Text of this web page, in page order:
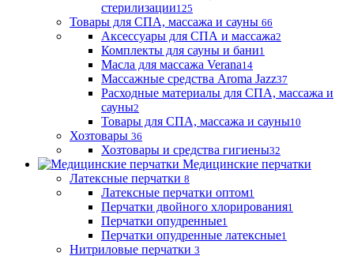
стерилизации125
Товары для СПА, массажа и сауны 66
Аксессуары для СПА и массажа2
Комплекты для сауны и бани1
Масла для массажа Verana14
Массажные средства Aroma Jazz37
Расходные материалы для СПА, массажа и
сауны2
Товары для СПА, массажа и сауны10
Хозтовары 36
Хозтовары и средства гигиены32
Медицинские перчатки
Латексные перчатки 8
Латексные перчатки оптом1
Перчатки двойного хлорирования1
Перчатки опудренные1
Перчатки опудренные латексные1
Нитриловые перчатки 3